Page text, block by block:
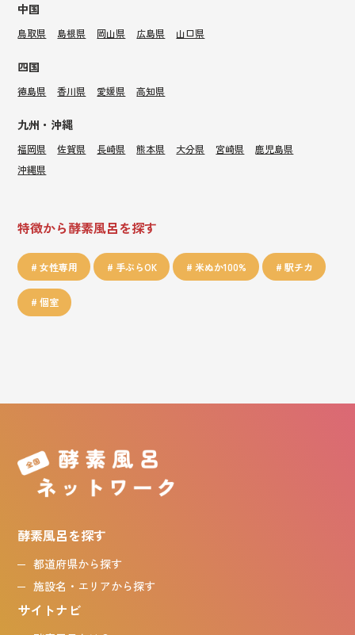
中国
鳥取県 島根県 岡山県 広島県 山口県
四国
徳島県 香川県 愛媛県 高知県
九州・沖縄
福岡県 佐賀県 長崎県 熊本県 大分県 宮崎県
鹿児島県
沖縄県
特徴から酵素風呂を探す
女性専用 手ぶらOK 米ぬか100% 駅チカ
個室
酵素風呂を探す
都道府県から探す
施設名・エリアから探す
サイトナビ